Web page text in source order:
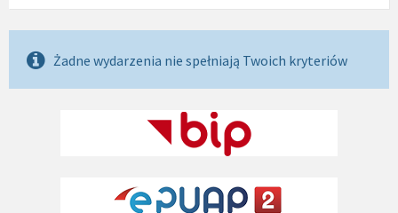
Żadne wydarzenia nie spełniają Twoich kryteriów